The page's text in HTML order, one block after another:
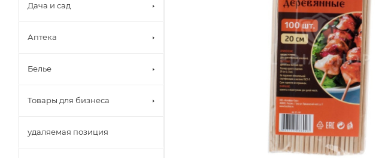
Дача и сад
Аптека
Белье
Товары для бизнеса
удаляемая позиция